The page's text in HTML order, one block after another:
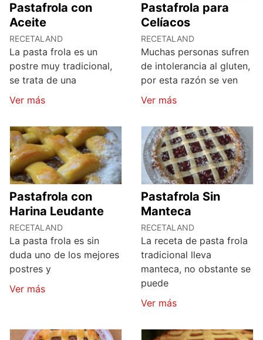
Pastafrola con
Aceite
RECETALAND
La pasta frola es un
postre muy tradicional,
se trata de una
Ver más
Pastafrola para
Celíacos
RECETALAND
Muchas personas sufren
de intolerancia al gluten,
por esta razón se ven
Ver más
Pastafrola con
Harina Leudante
RECETALAND
La pasta frola es sin
duda uno de los mejores
postres y
Ver más
Pastafrola Sin
Manteca
RECETALAND
La receta de pasta frola
tradicional lleva
manteca, no obstante se
puede
Ver más